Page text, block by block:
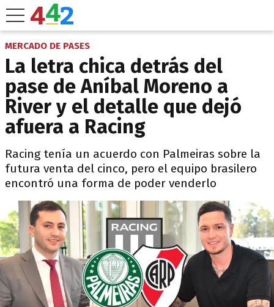
MERCADO DE PASES
La letra chica detrás del
pase de Aníbal Moreno a
River y el detalle que dejó
afuera a Racing
Racing tenía un acuerdo con Palmeiras sobre la
futura venta del cinco, pero el equipo brasilero
encontró una forma de poder venderlo